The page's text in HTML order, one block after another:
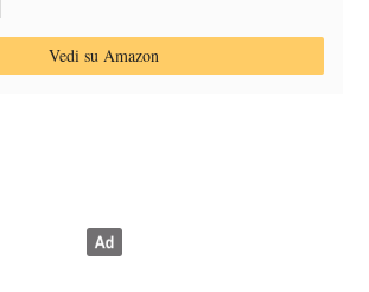
Vedi su Amazon